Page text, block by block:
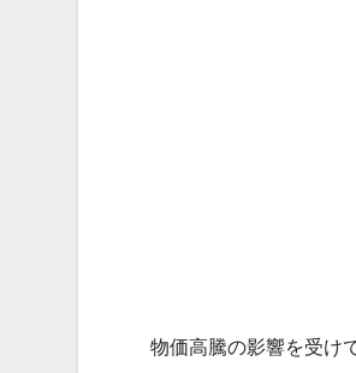
物価高騰の影響を受け